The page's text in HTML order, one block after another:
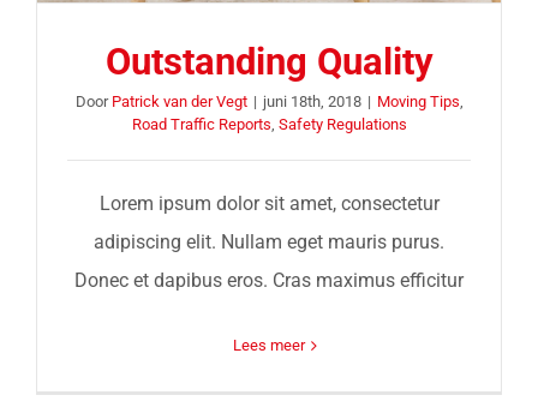
Outstanding Quality
Door Patrick van der Vegt | juni 18th, 2018 | Moving Tips,
Road Traffic Reports, Safety Regulations
Lorem ipsum dolor sit amet, consectetur
adipiscing elit. Nullam eget mauris purus.
Donec et dapibus eros. Cras maximus efficitur
Lees meer